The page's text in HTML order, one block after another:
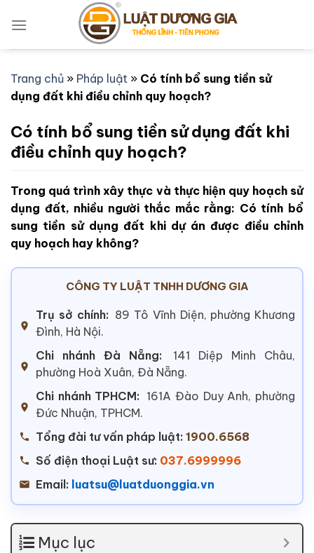
qua
Trang chủ » Pháp luật » Có tính bổ sung tiền sử
dụng đất khi điều chỉnh quy hoạch?
Có tính bổ sung tiền sử dụng đất khi
điều chỉnh quy hoạch?
Trong quá trình xây thực và thực hiện quy hoạch sử
dụng đất, nhiều người thắc mắc rằng: Có tính bổ
sung tiền sử dụng đất khi dự án được điều chỉnh
quy hoạch hay không?
CÔNG TY LUẬT TNHH DƯƠNG GIA
Trụ sở chính: 89 Tô Vĩnh Diện, phường Khương
Đình, Hà Nội.
Chi nhánh Đà Nẵng:
141 Diệp Minh Châu,
phường Hoà Xuân, Đà Nẵng.
Chi nhánh TPHCM: 161A Đào Duy Anh, phường
Đức Nhuận, TPHCM.
Tổng đài tư vấn pháp luật: 1900.6568
Số điện thoại Luật sư: 037.6999996
Email: luatsu@luatduonggia.vn
Mục lục